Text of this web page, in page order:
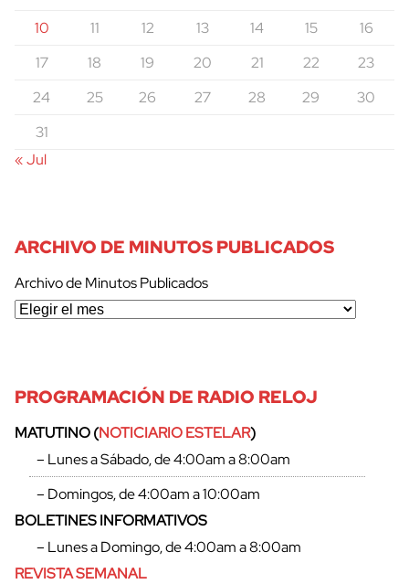
10
11 12 13 14 15
16
17
18 19 20 21 22
23
24
25 26 27 28 29
30
31
« Jul
ARCHIVO DE MINUTOS PUBLICADOS
Archivo de Minutos Publicados
PROGRAMACIÓN DE RADIO RELOJ
MATUTINO (NOTICIARIO ESTELAR)
– Lunes a Sábado, de 4:00am a 8:00am
– Domingos, de 4:00am a 10:00am
BOLETINES INFORMATIVOS
– Lunes a Domingo, de 4:00am a 8:00am
REVISTA SEMANAL